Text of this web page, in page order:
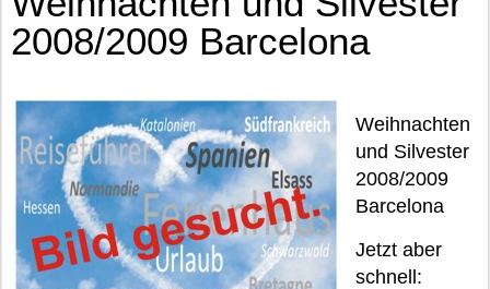
2008/2009 Barcelona
Weihnachten
und Silvester
2008/2009
Barcelona
Jetzt aber
schnell: